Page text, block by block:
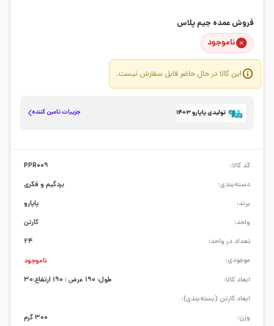
فروش عمده جیم پلاس
ناموجود
این کالا در حال حاضر قابل سفارش نیست.
تولیدی پاپارو 1403 جزییات تامین کننده
ابعاد کالا:
طول: 190 عرض : 190 ارتفاع:30
ابعاد کارتن (بسته‌بندی):
وزن:
300 گرم
کد کالا:
PPR009
دسته‌بندی:
بردگیم و فکری
برند:
پاپارو
واحد:
کارتن
تعداد در واحد:
24
موجودی:
ناموجود